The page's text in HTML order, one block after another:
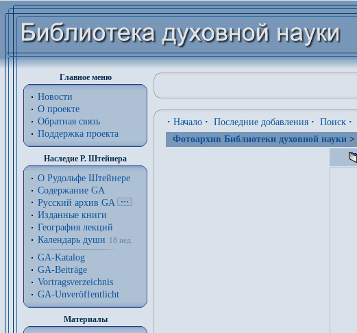
Главное меню
Новости
О проекте
Обратная связь
Поддержка проекта
Наследие Р. Штейнера
О Рудольфе Штейнере
Содержание GA
Русский архив GA
Изданные книги
География лекций
Календарь души
18 нед.
GA-Katalog
GA-Beiträge
Vortragsverzeichnis
GA-Unveröffentlicht
Материалы
· Начало · Последние добавления · Поиск ·
Фотоархив Библиотеки духовной науки >